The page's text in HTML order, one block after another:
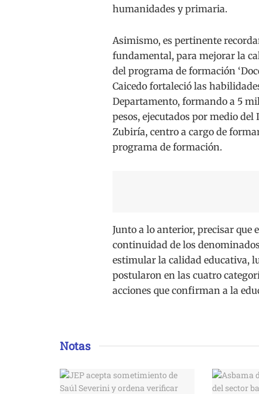
humanidades y primaria.
Asimismo, es pertinente
fundamental, para mejorar la
del programa de formación
Caicedo fortaleció las
Departamento, formando a 5
pesos, ejecutados por medio
Zubiría, centro a cargo de
programa de formación.
Junto a lo anterior, precisar que
continuidad de los
estimular la calidad educativa,
postularon en las cuatro
acciones que confirman a la
Notas